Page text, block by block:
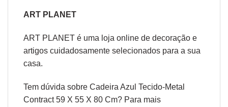
ART PLANET
ART PLANET é uma loja online de decoração e
artigos cuidadosamente selecionados para a sua
casa.
Tem dúvida sobre Cadeira Azul Tecido-Metal
Contract 59 X 55 X 80 Cm? Para mais